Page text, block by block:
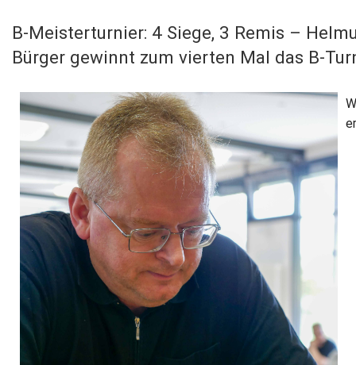
B-Meisterturnier: 4 Siege, 3 Remis –
Bürger gewinnt zum vierten Mal das B-
er